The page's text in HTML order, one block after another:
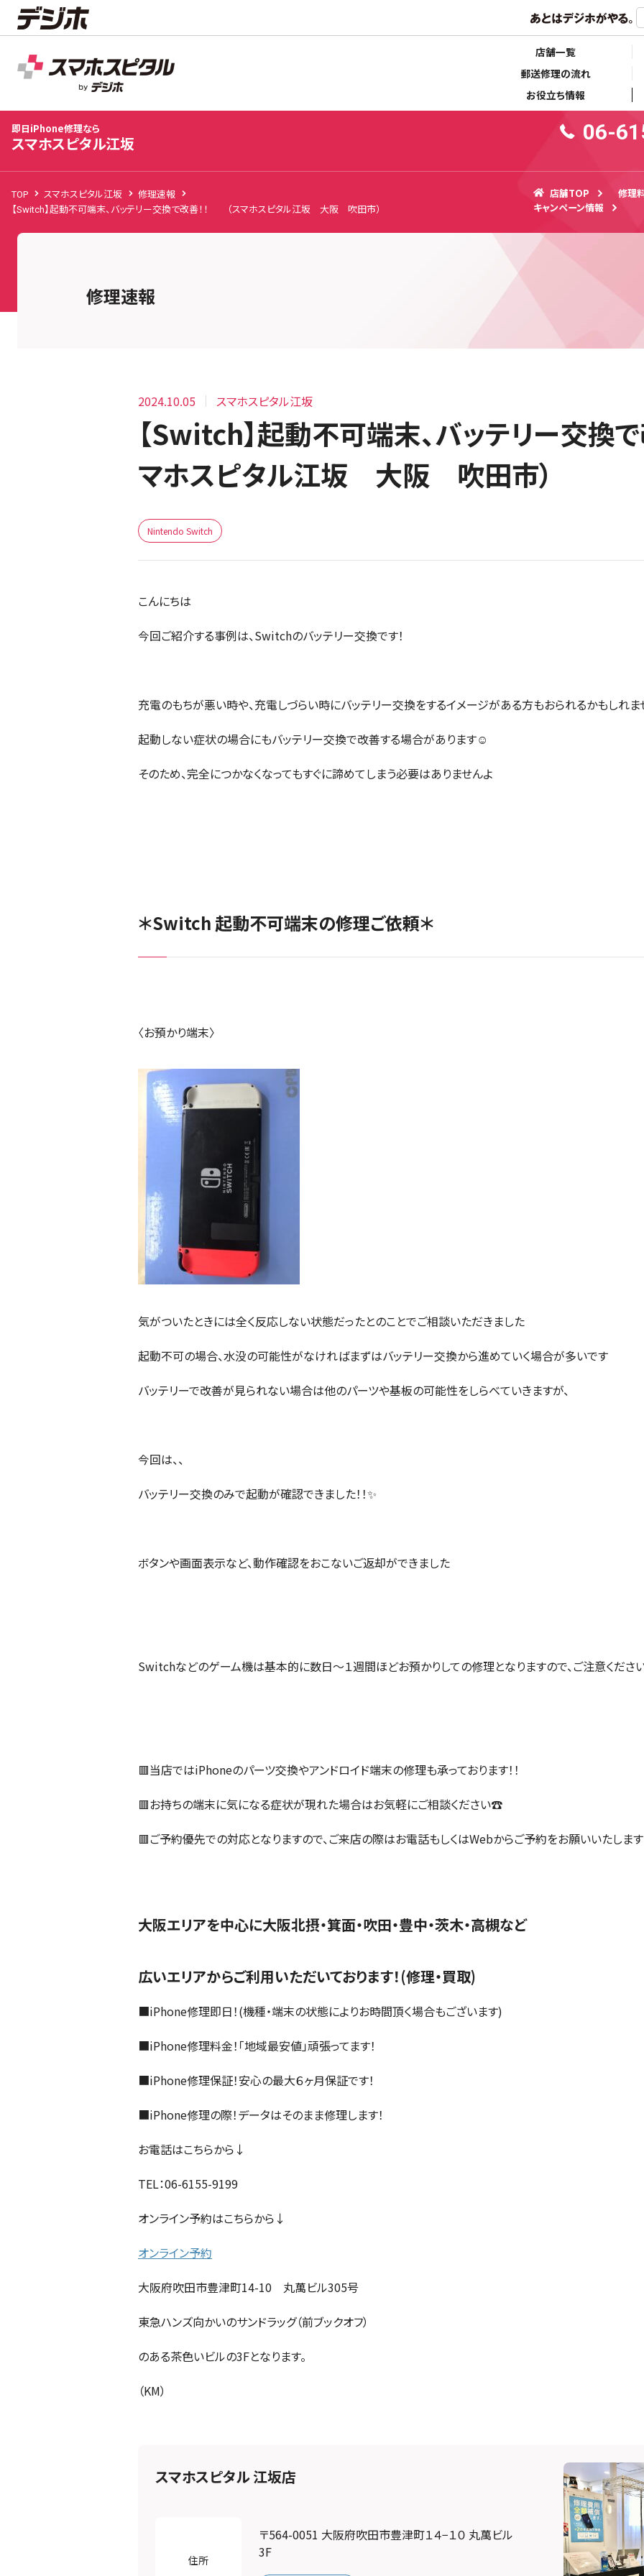
店舗一覧
郵送修理の流れ
お役立ち情報
スマホスピタル江坂
店舗TOP 修理料金 修理事例 お客様の声 お知らせ キャンペーン情報
即日iPhone修理なら
スマホスピタル江坂 06-
TOP スマホスピタル江坂
修理速報
【Switch】起動不可端末、バッテリー交換で改善！！ （スマホスピタル江坂 大阪 吹田市）
店舗TOP
修理
キャンペーン情報
修理速報
2024.10.05 スマホスピタル江坂
【Switch】起動不可端末、バッテリー交換
マホスピタル江坂 大阪 吹田市）
Nintendo Switch
こんにちは
今回ご紹介する事例は、Switchのバッテリー交換です！
充電のもちが悪い時や、充電しづらい時にバッテリー交換をするイメージがある方もおられるかもしれま
起動しない症状の場合にもバッテリー交換で改善する場合があります☺️
そのため、完全につかなくなってもすぐに諦めてしまう必要はありませんよ
＊Switch 起動不可端末の修理ご依頼＊
〈お預かり端末〉
気がついたときには全く反応しない状態だったとのことでご相談いただきました
起動不可の場合、水没の可能性がなければまずはバッテリー交換から進めていく場合が多いです
バッテリーで改善が見られない場合は他のパーツや基板の可能性をしらべていきますが、
今回は、、
バッテリー交換のみで起動が確認できました！！✨
ボタンや画面表示など、動作確認をおこないご返却ができました
Switchなどのゲーム機は基本的に数日〜１週間ほどお預かりしての修理となりますので、ご注意くださ
🟥当店ではiPhoneのパーツ交換やアンドロイド端末の修理も承っております！！
🟥お持ちの端末に気になる症状が現れた場合はお気軽にご相談ください☎️
🟥ご予約優先での対応となりますので、ご来店の際はお電話もしくはWebからご予約をお願いいたしま
大阪エリアを中心に大阪北摂・箕面・吹田・豊中・茨木・高槻など
広いエリアからご利用いただいております！(修理・買取)
■iPhone修理即日！(機種・端末の状態によりお時間頂く場合もございます)
■iPhone修理料金！「地域最安値」頑張ってます！
■iPhone修理保証！安心の最大６ヶ月保証です！
■iPhone修理の際！データはそのまま修理します！
お電話はこちらから↓
TEL：06-6155-9199
オンライン予約はこちらから↓
オンライン予約
大阪府吹田市豊津町14-10 丸萬ビル305号
東急ハンズ向かいのサンドラッグ（前ブックオフ）
のある茶色いビルの3Fとなります。
（KM）
スマホスピタル 江坂店
住所
〒564-0051 大阪府吹田市豊津町１４−１０ 丸萬ビル
3F